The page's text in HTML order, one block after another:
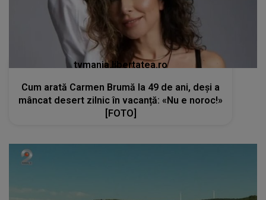
tvmania.libertatea.ro
Cum arată Carmen Brumă la 49 de ani, deși a
mâncat desert zilnic în vacanță: «Nu e noroc!»
[FOTO]